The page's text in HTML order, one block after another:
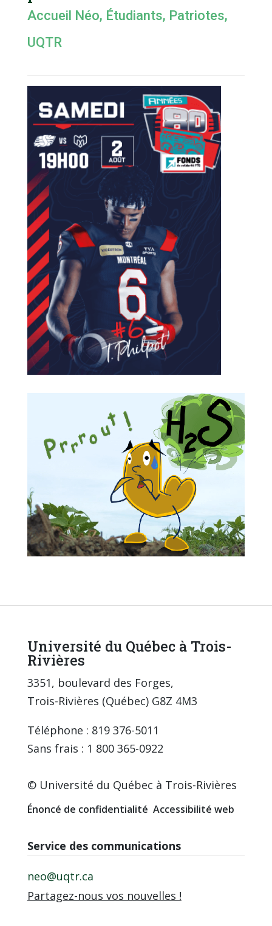
Accueil Néo, Étudiants, Patriotes,
UQTR
Université du Québec à Trois-
Rivières
3351, boulevard des Forges,
Trois-Rivières (Québec) G8Z 4M3
Téléphone : 819 376-5011
Sans frais : 1 800 365-0922
© Université du Québec à Trois-Rivières
Énoncé de confidentialité Accessibilité web
Service des communications
neo@uqtr.ca
Partagez-nous vos nouvelles !